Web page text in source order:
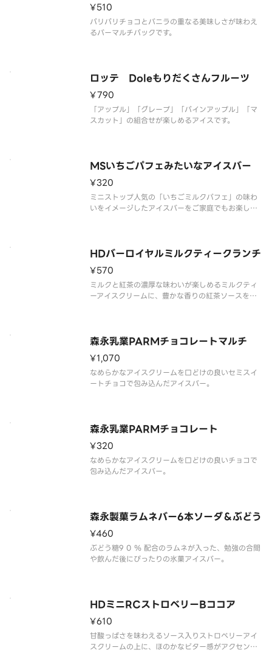
¥510
パリパリチョコとバニラの重なる美味しさが味わえ
るバーマルチパックです。
ロッテ Doleもりだくさんフルーツ
¥790
「アップル」「グレープ」「パインアップル」「マ
スカット」の組合せが楽しめるアイスです。
MSいちごパフェみたいなアイスバー
¥320
ミニストップ人気の「いちごミルクパフェ」の味わ
いをイメージしたアイスバーをご家庭でもお楽しみ
HDバーロイヤルミルクティークランチ
¥570
ミルクと紅茶の濃厚な味わいが楽しめるミルクティ
ーアイスクリームに、豊かな香りの紅茶ソースを合
森永乳業PARMチョコレートマルチ
¥1,070
なめらかなアイスクリームを口どけの良いセミスイ
ートチョコで包み込んだアイスバー。
森永乳業PARMチョコレート
¥320
なめらかなアイスクリームを口どけの良いチョコで
包み込んだアイスバー。
森永製菓ラムネバー6本ソーダ＆ぶどう
¥460
ぶどう糖9 0 ％ 配合のラムネが入った、勉強の合間
や飲んだ後にぴったりの氷菓アイスバー。
HDミニRCストロベリーBココア
¥610
甘酸っぱさを味わえるソース入りストロベリーアイ
スクリームの上に、ほのかなビター感がアクセント